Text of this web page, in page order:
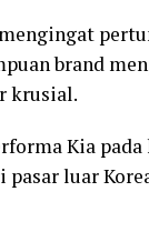
brand
krusial.
Kia
luar